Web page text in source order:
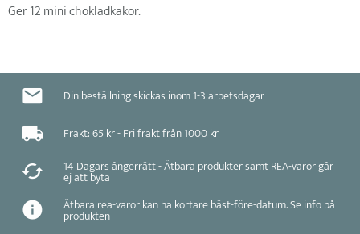
Ger 12 mini chokladkakor.
Din beställning skickas inom 1-3 arbetsdagar
Frakt: 65 kr - Fri frakt från 1000 kr
14 Dagars ångerrätt - Ätbara produkter samt REA-varor går
ej att byta
Ätbara rea-varor kan ha kortare bäst-före-datum. Se info på
produkten